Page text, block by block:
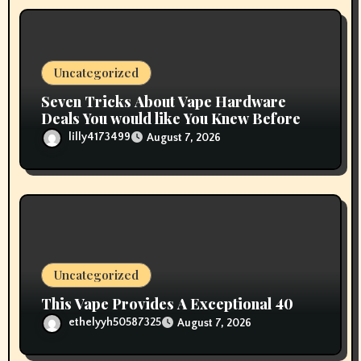
o
Uncategorized
Seven Tricks About Vape Hardware
Deals You would like You Knew Before
lilly4173499 August 7, 2026
Uncategorized
This Vape Provides A Exceptional 40
ethelyyh50587325 August 7, 2026